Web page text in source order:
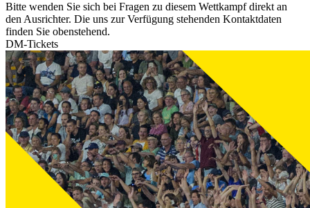
Bitte wenden Sie sich bei Fragen zu diesem Wettkampf direkt an
den Ausrichter. Die uns zur Verfügung stehenden Kontaktdaten
finden Sie obenstehend.
DM-Tickets